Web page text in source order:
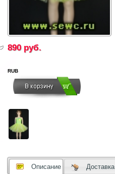
890 руб.
RUB
Описание Доставка